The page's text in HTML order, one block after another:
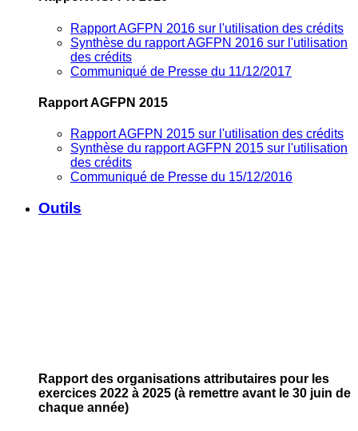
Rapport AGFPN 2016 sur l'utilisation des crédits
Synthèse du rapport AGFPN 2016 sur l'utilisation
des crédits
Communiqué de Presse du 11/12/2017
Rapport AGFPN 2015
Rapport AGFPN 2015 sur l'utilisation des crédits
Synthèse du rapport AGFPN 2015 sur l'utilisation
des crédits
Communiqué de Presse du 15/12/2016
Outils
Rapport des organisations attributaires pour les
exercices 2022 à 2025 (à remettre avant le 30 juin de
chaque année)